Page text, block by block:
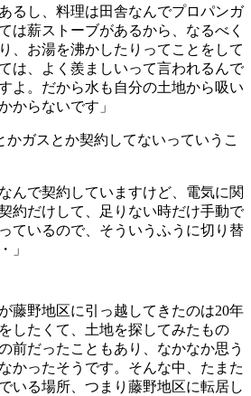
るし、料理は田舎なんでプロパンガ
は薪ストーブがあるから、なるべく
、お湯を沸かしたりってことをして
は、よく羨ましいって言われるんで
よ。だから水も自分の土地から吸い
からないです」
ガスとか契約してないっていうこ
んで契約していますけど、電気に関
約だけして、足りない時だけ手動で
ているので、そういうふうに切り替
」
藤野地区に引っ越してきたのは20年
したくて、土地を探してみたもの
前だったこともあり、なかなか思う
かったそうです。そんな中、たまた
いる場所、つまり藤野地区に転居し